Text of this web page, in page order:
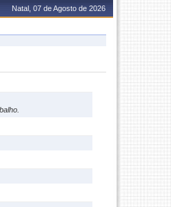
Natal, 07 de Agosto de 2026